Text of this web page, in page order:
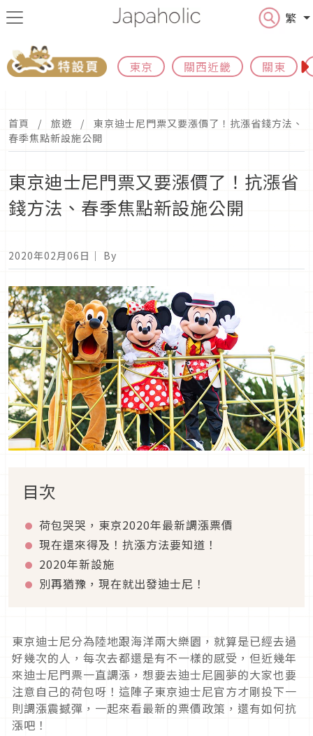
繁
東京 關西近畿 關東
首頁 旅遊
東京迪士尼門票又要漲價了！抗漲省錢方法、
春季焦點新設施公開
東京迪士尼門票又要漲價了！抗漲省
錢方法、春季焦點新設施公開
2020年02月06日 ｜ By
目次
荷包哭哭，東京2020年最新調漲票價
現在還來得及！抗漲方法要知道！
2020年新設施
別再猶豫，現在就出發迪士尼！
東京迪士尼分為陸地跟海洋兩大樂園，就算是已經去過
好幾次的人，每次去都還是有不一樣的感受，但近幾年
來迪士尼門票一直調漲，想要去迪士尼圓夢的大家也要
注意自己的荷包呀！這陣子東京迪士尼官方才剛投下一
則調漲震撼彈，一起來看最新的票價政策，還有如何抗
漲吧！